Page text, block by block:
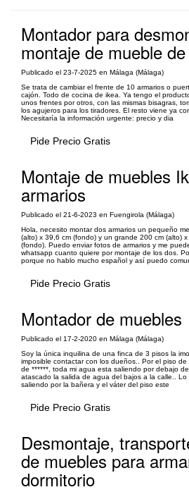
Montador para
montaje de mueble
Publicado el 23-7-2025 en Málaga (Málaga)
Se trata de cambiar el frente de 10 armarios o
cajón. Todo de cocina de ikea. Ya tengo el
unos frentes por otros, con las mismas bisagras,
los agujeros para los tiradores. El resto viene ya
Necesitaría la información urgente: precio y dia
Pide Precio Gratis
Montaje de muebles
armarios
Publicado el 21-6-2023 en Fuengirola (Málaga)
Hola, necesito montar dos armarios un pequeño
(alto) x 39,6 cm (fondo) y un grande 200 cm (alto)
(fondo). Puedo enviar fotos de armarios y me
whatsapp cuanto quiere por montaje de los dos.
porque no hablo mucho español y así puedo
Pide Precio Gratis
Montador de muebles
Publicado el 17-2-2020 en Málaga (Málaga)
Soy la única inquilina de una finca de 3 pisos la
imposible contactar con los dueños.. Por el piso
de ******, toda mi agua esta saliendo por debajo
atascado la salida de agua del bajos a la calle..
saliendo por la bañera y el váter del piso este
Pide Precio Gratis
Desmontaje,
de muebles para
dormitorio